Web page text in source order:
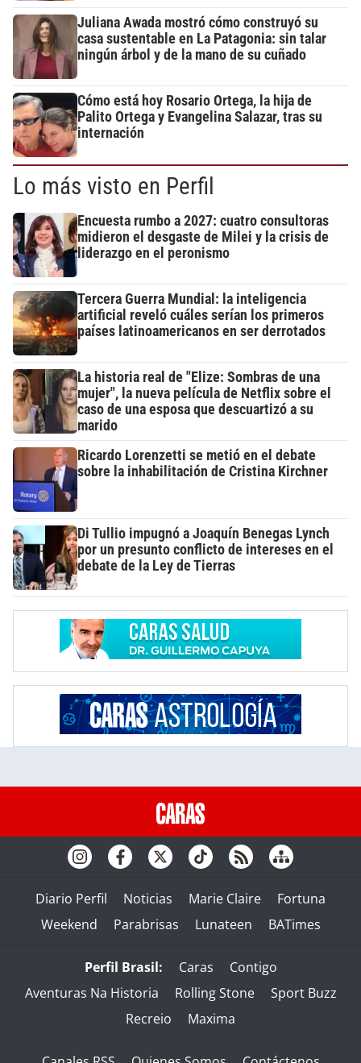
Juliana Awada mostró cómo construyó su
casa sustentable en La Patagonia: sin talar
ningún árbol y de la mano de su cuñado
Cómo está hoy Rosario Ortega, la hija de
Palito Ortega y Evangelina Salazar, tras su
internación
Lo más visto en Perfil
Encuesta rumbo a 2027: cuatro consultoras
midieron el desgaste de Milei y la crisis de
liderazgo en el peronismo
Tercera Guerra Mundial: la inteligencia
artificial reveló cuáles serían los primeros
países latinoamericanos en ser derrotados
La historia real de "Elize: Sombras de una
mujer", la nueva película de Netflix sobre el
caso de una esposa que descuartizó a su
marido
Ricardo Lorenzetti se metió en el debate
sobre la inhabilitación de Cristina Kirchner
Di Tullio impugnó a Joaquín Benegas Lynch
por un presunto conflicto de intereses en el
debate de la Ley de Tierras
Diario Perfil Noticias Marie Claire
Fortuna
Weekend
Parabrisas Lunateen BATimes
Perfil Brasil: Caras
Contigo
Aventuras Na Historia
Rolling Stone
Sport Buzz
Recreio
Maxima